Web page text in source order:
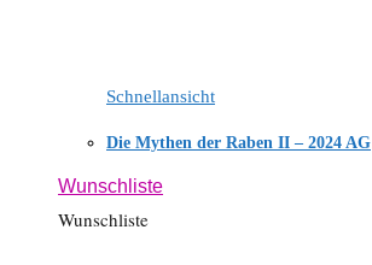
Schnellansicht
Die Mythen der Raben II – 2024 AG
Wunschliste
Wunschliste